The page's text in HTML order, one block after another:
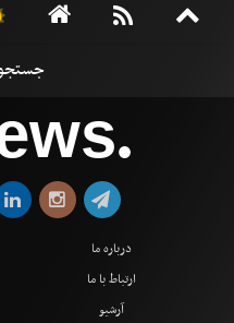
●
درباره ما
ارتباط با ما
آرشیو